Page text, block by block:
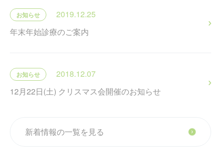
お知らせ
2019.12.25
年末年始診療のご案内
お知らせ
2018.12.07
12月22日(土) クリスマス会開催のお知らせ
新着情報の一覧を見る